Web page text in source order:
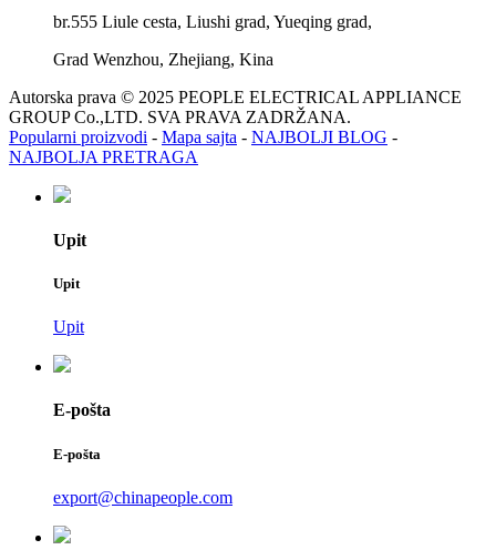
br.555 Liule cesta, Liushi grad, Yueqing grad,
Grad Wenzhou, Zhejiang, Kina
Autorska prava © 2025 PEOPLE ELECTRICAL APPLIANCE
GROUP Co.,LTD. SVA PRAVA ZADRŽANA.
Popularni proizvodi - Mapa sajta - NAJBOLJI BLOG -
NAJBOLJA PRETRAGA
Upit
Upit
Upit
E-pošta
E-pošta
export@chinapeople.com